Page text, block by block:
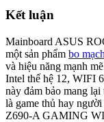
Kết luận
Mainboard ASUS
một sản phẩm bo
và hiệu năng mạnh
Intel thế hệ 12, WIFI
này đảm bảo mang
là game thủ hay
Z690-A GAMING